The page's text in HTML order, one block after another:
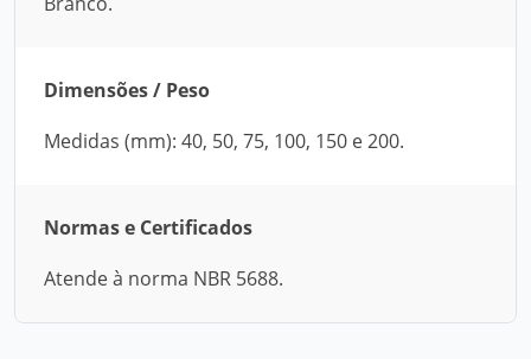
Dimensões / Peso
Medidas (mm): 40, 50, 75, 100, 150 e 200.
Normas e Certificados
Atende à norma NBR 5688.